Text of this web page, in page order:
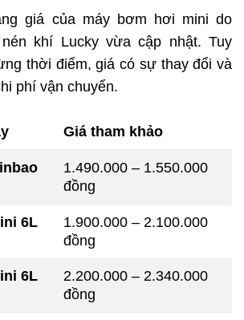
giá của máy bơm hơi mini do
khí Lucky vừa cập nhật. Tuy
thời điểm, giá có sự thay đổi và
phí vận chuyển.
Giá tham khảo
1.490.000 – 1.550.000
đồng
6L
1.900.000 – 2.100.000
đồng
6L
2.200.000 – 2.340.000
đồng